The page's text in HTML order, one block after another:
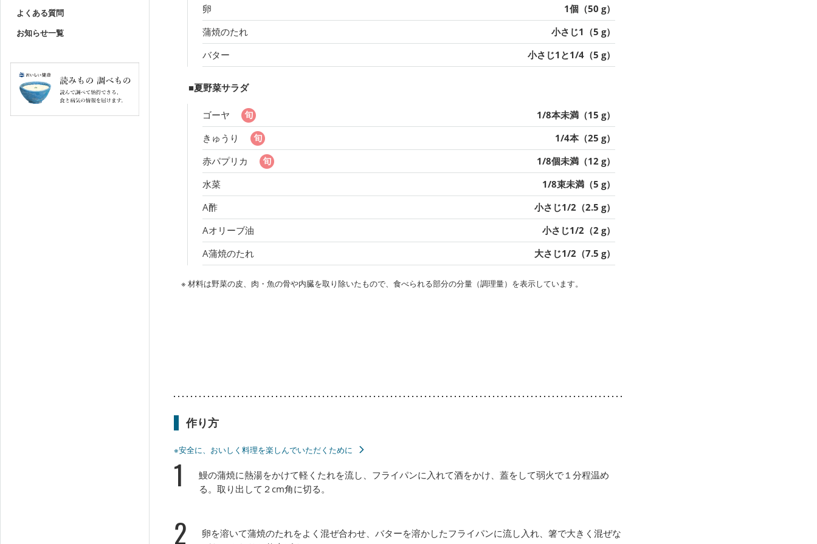
よくある質問
お知らせ一覧
卵
1個（50 g）
蒲焼のたれ
小さじ1（5 g）
バター
小さじ1と1/4（5 g）
■夏野菜サラダ
ゴーヤ
1/8本未満（15 g）
きゅうり
1/4本（25 g）
赤パプリカ
1/8個未満（12 g）
水菜
1/8束未満（5 g）
A酢
小さじ1/2（2.5 g）
Aオリーブ油
小さじ1/2（2 g）
A蒲焼のたれ
大さじ1/2（7.5 g）
※ 材料は野菜の皮、肉・魚の骨や内臓を取り除いたもので、食べられる部分の分量（調理量）を表示しています。
作り方
※安全に、おいしく料理を楽しんでいただくために
1
鰻の蒲焼に熱湯をかけて軽くたれを流し、フライパンに入れて酒をかけ、蓋をして弱火で１分程温め
る。取り出して２cm角に切る。
2
卵を溶いて蒲焼のたれをよく混ぜ合わせ、バターを溶かしたフライパンに流し入れ、箸で大きく混ぜな